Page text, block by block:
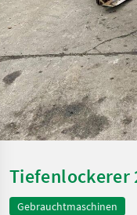
Tiefenlockerer
Gebrauchtmaschinen